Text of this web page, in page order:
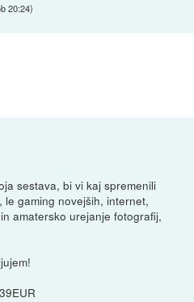
20:24)
sestava, bi vi kaj spremenili
gaming novejših, internet,
amatersko urejanje fotografij,